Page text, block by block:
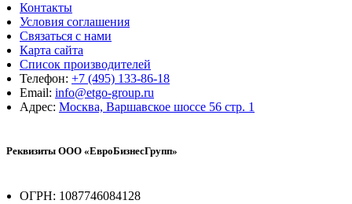
Контакты
Условия соглашения
Связаться с нами
Карта сайта
Список производителей
Телефон: +7 (495) 133-86-18
Email: info@etgo-group.ru
Адрес: Москва, Варшавское шоссе 56 стр. 1
Реквизиты ООО «ЕвроБизнесГрупп»
ОГРН: 1087746084128